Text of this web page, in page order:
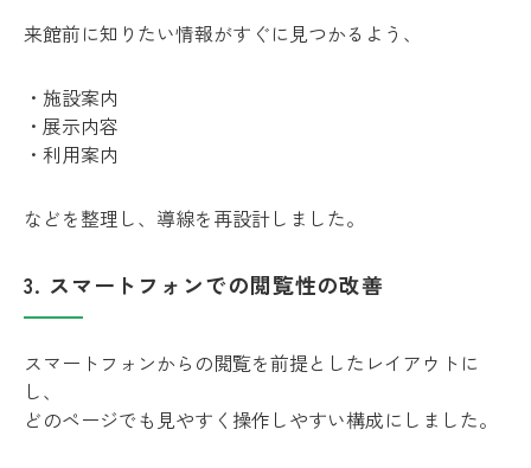
来館前に知りたい情報がすぐに見つかるよう、
・施設案内
・展示内容
・利用案内
などを整理し、導線を再設計しました。
3. スマートフォンでの閲覧性の改善
スマートフォンからの閲覧を前提としたレイアウトに
し、
どのページでも見やすく操作しやすい構成にしました。